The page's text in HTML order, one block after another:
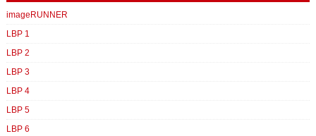
imageRUNNER
LBP 1
LBP 2
LBP 3
LBP 4
LBP 5
LBP 6